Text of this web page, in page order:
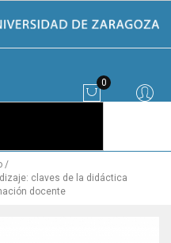
0
claves de la didáctica
docente